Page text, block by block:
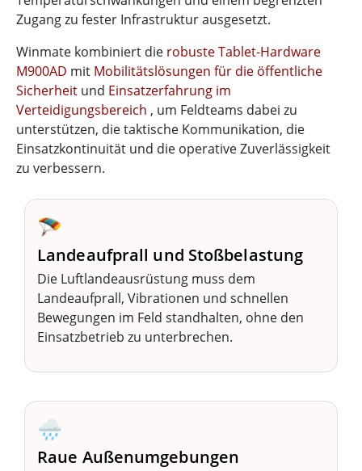
Zugang zu fester Infrastruktur ausgesetzt.
Winmate kombiniert die robuste Tablet-Hardware
M900AD mit Mobilitätslösungen für die öffentliche
Sicherheit und Einsatzerfahrung im
Verteidigungsbereich , um Feldteams dabei zu
unterstützen, die taktische Kommunikation, die
Einsatzkontinuität und die operative Zuverlässigkeit
zu verbessern.
🪂
Landeaufprall und Stoßbelastung
Die Luftlandeausrüstung muss dem
Landeaufprall, Vibrationen und schnellen
Bewegungen im Feld standhalten, ohne den
Einsatzbetrieb zu unterbrechen.
🌧️
Raue Außenumgebungen